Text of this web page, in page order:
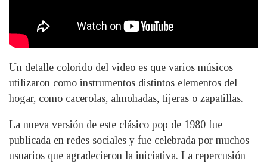
Un detalle colorido del video es que varios músicos
utilizaron como instrumentos distintos elementos del
hogar, como cacerolas, almohadas, tijeras o zapatillas.
La nueva versión de este clásico pop de 1980 fue
publicada en redes sociales y fue celebrada por muchos
usuarios que agradecieron la iniciativa. La repercusión